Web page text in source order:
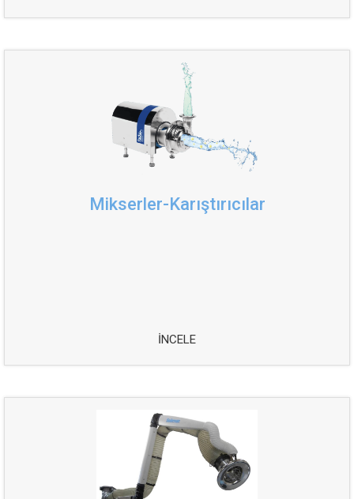
Mikserler-Karıştırıcılar
İNCELE